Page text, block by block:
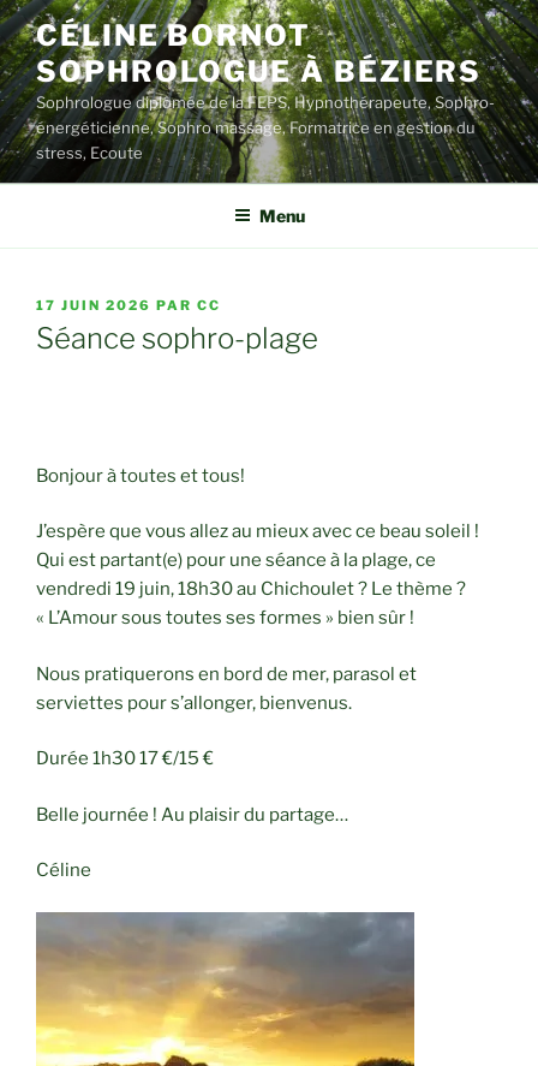
Aller
au
contenu
principal
CÉLINE BORNOT
SOPHROLOGUE À BÉZIERS
Sophrologue diplômée de la FEPS, Hypnothérapeute, Sophro-
énergéticienne, Sophro massage, Formatrice en gestion du
stress, Ecoute
Menu
PUBLIÉ
LE
17 JUIN 2026 PAR CC
Séance sophro-plage
Bonjour à toutes et tous!
J’espère que vous allez au mieux avec ce beau soleil !
Qui est partant(e) pour une séance à la plage, ce
vendredi 19 juin, 18h30 au Chichoulet ? Le thème ?
« L’Amour sous toutes ses formes » bien sûr !
Nous pratiquerons en bord de mer, parasol et
serviettes pour s’allonger, bienvenus.
Durée 1h30 17 €/15 €
Belle journée ! Au plaisir du partage…
Céline